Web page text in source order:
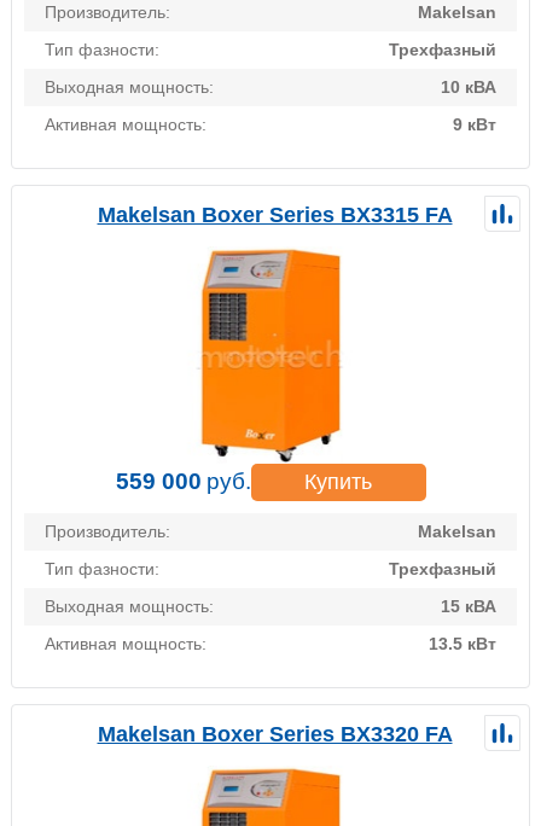
Производитель:
Makelsan
Тип фазности:
Трехфазный
Выходная мощность:
10 кВА
Активная мощность:
9 кВт
Makelsan Boxer Series BX3315 FA
559 000 руб. Купить
Производитель:
Makelsan
Тип фазности:
Трехфазный
Выходная мощность:
15 кВА
Активная мощность:
13.5 кВт
Makelsan Boxer Series BX3320 FA